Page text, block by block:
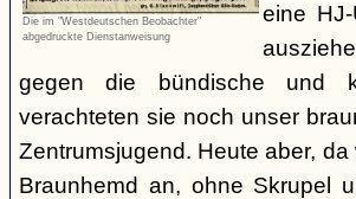
Die im "Westdeutschen Beobachter"
abgedruckte Dienstanweisung
eine
gegen die bündische und
verachteten sie noch unser
Zentrumsjugend. Heute aber,
Braunhemd an, ohne Skrupel